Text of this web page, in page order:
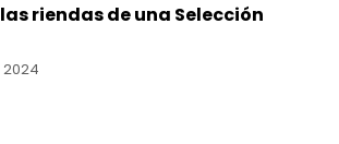
riendas de una Selección